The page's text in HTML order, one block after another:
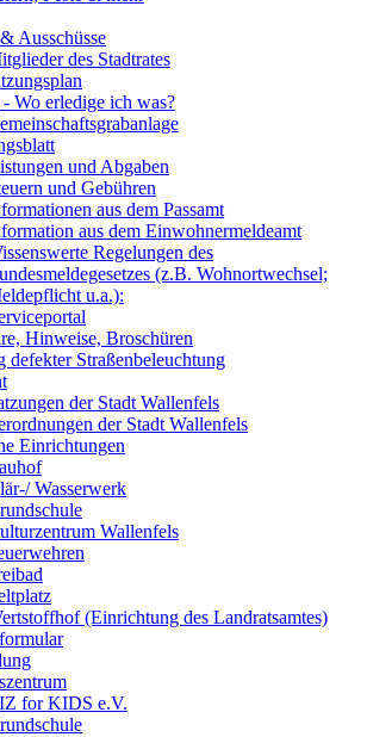
Ausschüsse
des Stadtrates
- Wo erledige ich was?
und Abgaben
und Gebühren
aus dem Passamt
aus dem Einwohnermeldeamt
Regelungen des
(z.B. Wohnortwechsel;
u.a.):
Hinweise, Broschüren
defekter Straßenbeleuchtung
der Stadt Wallenfels
der Stadt Wallenfels
Einrichtungen
Wasserwerk
Wallenfels
(Einrichtung des Landratsamtes)
for KIDS e.V.